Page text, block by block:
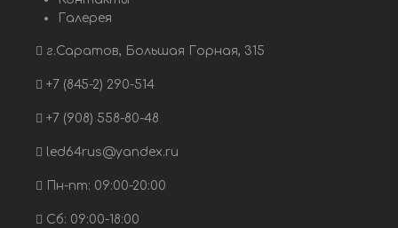
Галерея
г.Саратов, Большая Горная, 315
+7 (845-2) 290-514
+7 (908) 558-80-48
led64rus@yandex.ru
Пн-пт: 09:00-20:00
Сб: 09:00-18:00